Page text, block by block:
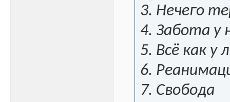
3. Нечего
4. Забота у
5. Всё как у
6.
7. Свобода